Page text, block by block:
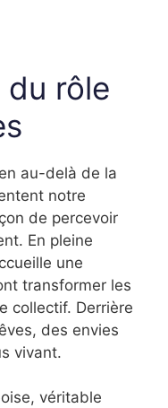
du rôle
au-delà de la
notre
de percevoir
En pleine
une
transformer les
collectif. Derrière
des envies
vivant.
véritable